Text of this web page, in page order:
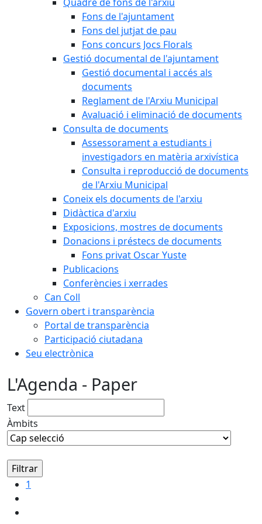
Fons de l'ajuntament
Fons del jutjat de pau
Fons concurs Jocs Florals
Gestió documental de l'ajuntament
Gestió documental i accés als
documents
Reglament de l'Arxiu Municipal
Avaluació i eliminació de documents
Consulta de documents
Assessorament a estudiants i
investigadors en matèria arxivística
Consulta i reproducció de documents
de l'Arxiu Municipal
Coneix els documents de l'arxiu
Didàctica d'arxiu
Exposicions, mostres de documents
Donacions i préstecs de documents
Fons privat Oscar Yuste
Publicacions
Conferències i xerrades
Can Coll
Govern obert i transparència
Portal de transparència
Participació ciutadana
Seu electrònica
L'Agenda - Paper
Text
Àmbits
1